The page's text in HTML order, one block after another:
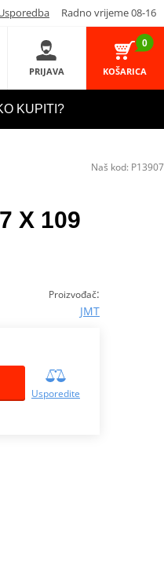
Radno vrijeme 08-16
PRIJAVA
0
KOŠARICA
KUPITI?
X 109
Proizvođač:
JMT
Usporedite
Naš kod: P13907